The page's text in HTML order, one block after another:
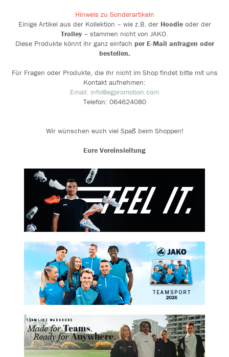
Hinweis zu Sonderartikeln
Einige Artikel aus der Kollektion – wie z.B. der Hoodieoder der
Trolley – stammen nicht von JAKO.
Diese Produkte könnt ihr ganz einfach per E-Mail anfragen oder
bestellen.
Für Fragen oder Produkte, die ihr nicht im Shop findet bitte mit uns
Kontakt aufnehmen:
Email: info@egpromotion.com
Telefon: 064624080
Wir wünschen euch viel Spaß beim Shoppen!
Eure Vereinsleitung